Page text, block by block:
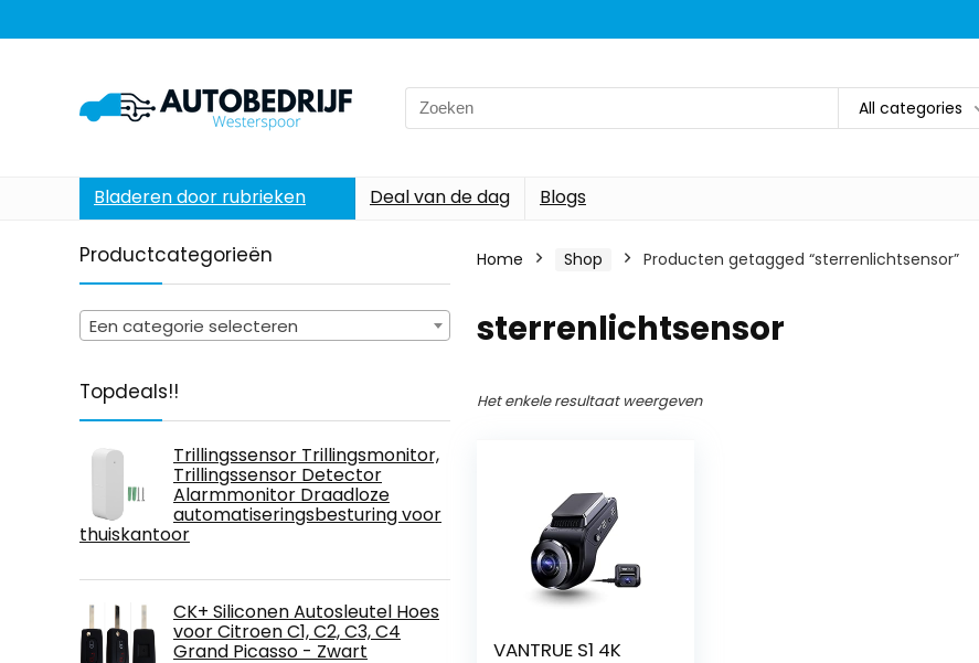
Search
for:
All categories
Bladeren door rubrieken Deal van de dag Blogs
Productcategorieën
Een categorie selecteren
Topdeals!!
Trillingssensor Trillingsmonitor,
Trillingssensor Detector
Alarmmonitor Draadloze
automatiseringsbesturing voor
thuiskantoor
CK+ Siliconen Autosleutel Hoes
voor Citroen C1, C2, C3, C4
Grand Picasso - Zwart
Home Shop Producten getagged “sterrenlichtsensor”
sterrenlichtsensor
Het enkele resultaat weergeven
VANTRUE S1 4K